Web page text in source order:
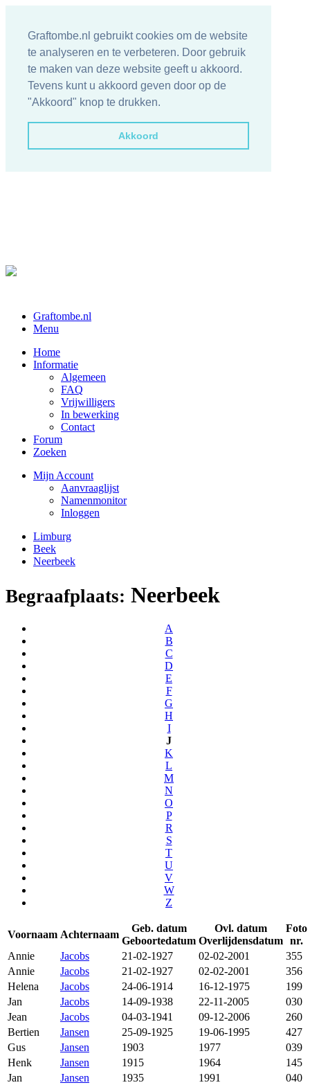
Graftombe.nl gebruikt cookies om de website
te analyseren en te verbeteren. Door gebruik
te maken van deze website geeft u akkoord.
Tevens kunt u akkoord geven door op de
"Akkoord" knop te drukken.
Akkoord
Graftombe.nl
Menu
Home
Informatie
Algemeen
FAQ
Vrijwilligers
In bewerking
Contact
Forum
Zoeken
Mijn Account
Aanvraaglijst
Namenmonitor
Inloggen
Limburg
Beek
Neerbeek
Begraafplaats: Neerbeek
A
B
C
D
E
F
G
H
I
J
K
L
M
N
O
P
R
S
T
U
V
W
Z
Voornaam Achternaam
Geb. datum
Geboortedatum
Ovl. datum
Overlijdensdatum
Foto
nr.
Annie
Jacobs 21-02-1927 02-02-2001
355
Annie
Jacobs 21-02-1927 02-02-2001
356
Helena
Jacobs 24-06-1914 16-12-1975
199
Jan
Jacobs 14-09-1938 22-11-2005
030
Jean
Jacobs 04-03-1941 09-12-2006
260
Bertien
Jansen 25-09-1925 19-06-1995
427
Gus
Jansen 1903 1977
039
Henk
Jansen 1915 1964
145
Jan
Jansen 1935 1991
040